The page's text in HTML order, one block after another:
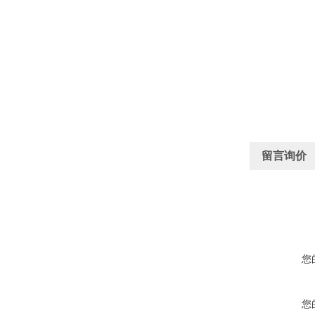
留言询价
您
您